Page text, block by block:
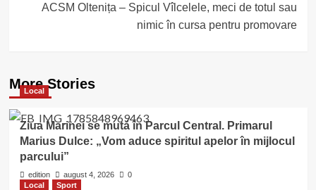
ACSM Oltenița – Spicul Vîlcelele, meci de totul sau
nimic în cursa pentru promovare
More Stories
Local
Ziua Marinei se mută în Parcul Central. Primarul
Marius Dulce: „Vom aduce spiritul apelor în mijlocul
parcului”
edition august 4, 2026
0
Local
Sport